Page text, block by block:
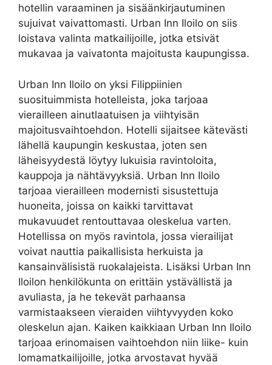
hotellin varaaminen ja sisäänkirjautuminen
sujuivat vaivattomasti. Urban Inn Iloilo on siis
loistava valinta matkailijoille, jotka etsivät
mukavaa ja vaivatonta majoitusta kaupungissa.
Urban Inn Iloilo on yksi Filippiinien
suosituimmista hotelleista, joka tarjoaa
vierailleen ainutlaatuisen ja viihtyisän
majoitusvaihtoehdon. Hotelli sijaitsee kätevästi
lähellä kaupungin keskustaa, joten sen
läheisyydestä löytyy lukuisia ravintoloita,
kauppoja ja nähtävyyksiä. Urban Inn Iloilo
tarjoaa vierailleen modernisti sisustettuja
huoneita, joissa on kaikki tarvittavat
mukavuudet rentouttavaa oleskelua varten.
Hotellissa on myös ravintola, jossa vierailijat
voivat nauttia paikallisista herkuista ja
kansainvälisistä ruokalajeista. Lisäksi Urban Inn
Iloilon henkilökunta on erittäin ystävällistä ja
avuliasta, ja he tekevät parhaansa
varmistaakseen vieraiden viihtyvyyden koko
oleskelun ajan. Kaiken kaikkiaan Urban Inn Iloilo
tarjoaa erinomaisen vaihtoehdon niin liike- kuin
lomamatkailijoille, jotka arvostavat hyvää